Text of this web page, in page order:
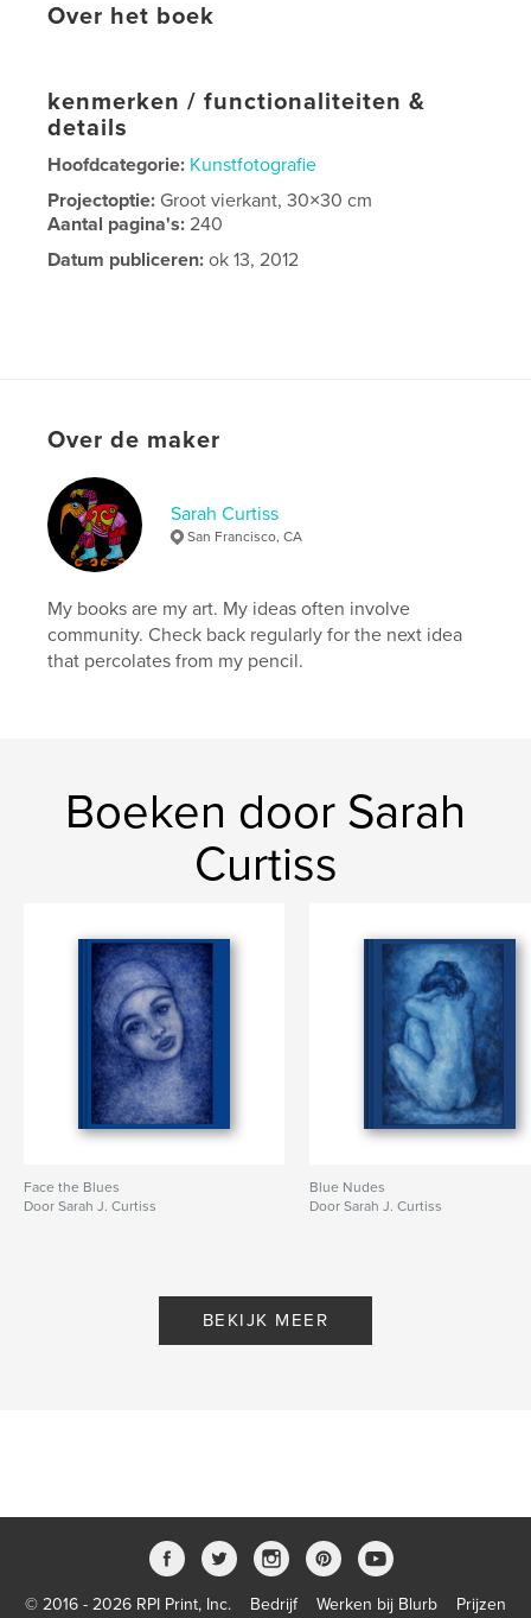
Over het boek
kenmerken / functionaliteiten &
details
Hoofdcategorie: Kunstfotografie
Projectoptie: Groot vierkant, 30×30 cm
Aantal pagina's:240
Datum publiceren: ok 13, 2012
Over de maker
Sarah Curtiss
San Francisco, CA
My books are my art. My ideas often involve
community. Check back regularly for the next idea
that percolates from my pencil.
Boeken door Sarah
Curtiss
Face the Blues
Door Sarah J. Curtiss
Blue Nudes
Door Sarah J. Curtiss
BEKIJK MEER
© 2016 - 2026 RPI Print, Inc. Bedrijf Werken bij Blurb Prijzen